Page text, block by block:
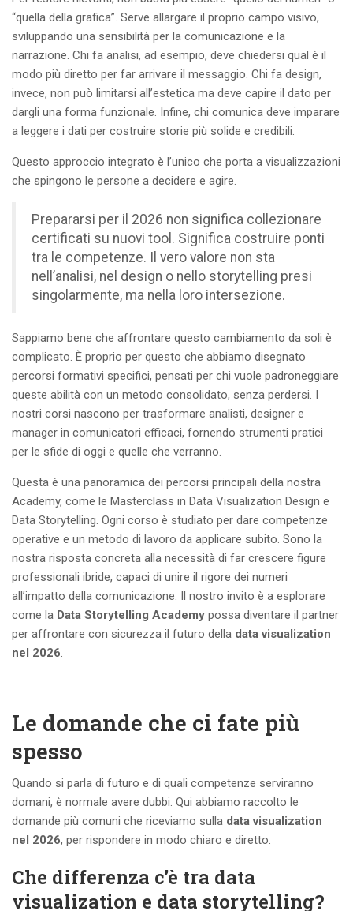
“quella della grafica”. Serve allargare il proprio campo visivo,
sviluppando una sensibilità per la comunicazione e la
narrazione. Chi fa analisi, ad esempio, deve chiedersi qual è il
modo più diretto per far arrivare il messaggio. Chi fa design,
invece, non può limitarsi all’estetica ma deve capire il dato per
dargli una forma funzionale. Infine, chi comunica deve imparare
a leggere i dati per costruire storie più solide e credibili.
Questo approccio integrato è l’unico che porta a visualizzazioni
che spingono le persone a decidere e agire.
Prepararsi per il 2026 non significa collezionare
certificati su nuovi tool. Significa costruire ponti
tra le competenze. Il vero valore non sta
nell’analisi, nel design o nello storytelling presi
singolarmente, ma nella loro intersezione.
Sappiamo bene che affrontare questo cambiamento da soli è
complicato. È proprio per questo che abbiamo disegnato
percorsi formativi specifici, pensati per chi vuole padroneggiare
queste abilità con un metodo consolidato, senza perdersi. I
nostri corsi nascono per trasformare analisti, designer e
manager in comunicatori efficaci, fornendo strumenti pratici
per le sfide di oggi e quelle che verranno.
Questa è una panoramica dei percorsi principali della nostra
Academy, come le Masterclass in Data Visualization Design e
Data Storytelling. Ogni corso è studiato per dare competenze
operative e un metodo di lavoro da applicare subito. Sono la
nostra risposta concreta alla necessità di far crescere figure
professionali ibride, capaci di unire il rigore dei numeri
all’impatto della comunicazione. Il nostro invito è a esplorare
come la Data Storytelling Academy possa diventare il partner
per affrontare con sicurezza il futuro della data visualization
nel 2026
Le domande che ci fate più
spesso
Quando si parla di futuro e di quali competenze serviranno
domani, è normale avere dubbi. Qui abbiamo raccolto le
domande più comuni che riceviamo sulla data visualization
nel 2026, per rispondere in modo chiaro e diretto.
Che differenza c’è tra data
visualization e data storytelling?